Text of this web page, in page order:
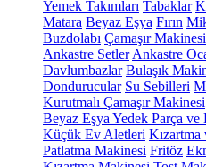
Yemek Takımları Tabaklar
Matara Beyaz Eşya Fırın
Buzdolabı Çamaşır Makinesi
Ankastre Setler Ankastre
Davlumbazlar Bulaşık
Dondurucular Su Sebilleri
Kurutmalı Çamaşır Makinesi
Beyaz Eşya Yedek Parça ve
Küçük Ev Aletleri
Patlatma Makinesi Fritöz